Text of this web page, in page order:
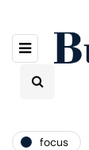
focus